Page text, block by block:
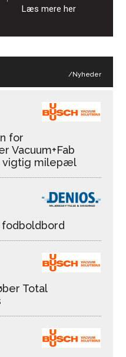
Læs mere her
/Nyheder
for
Vacuum+Fab
vigtig milepæl
fodboldbord
Total